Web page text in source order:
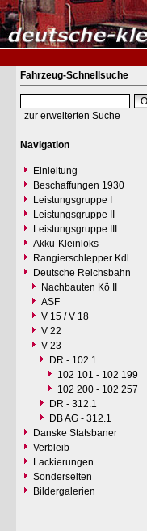
Fahrzeug-Schnellsuche
zur erweiterten Suche
Navigation
Einleitung
Beschaffungen 1930
Leistungsgruppe I
Leistungsgruppe II
Leistungsgruppe III
Akku-Kleinloks
Rangierschlepper Kdl
Deutsche Reichsbahn
Nachbauten Kö II
ASF
V 15 / V 18
V 22
V 23
DR - 102.1
102 101 - 102 199
102 200 - 102 257
DR - 312.1
DB AG - 312.1
Danske Statsbaner
Verbleib
Lackierungen
Sonderseiten
Bildergalerien